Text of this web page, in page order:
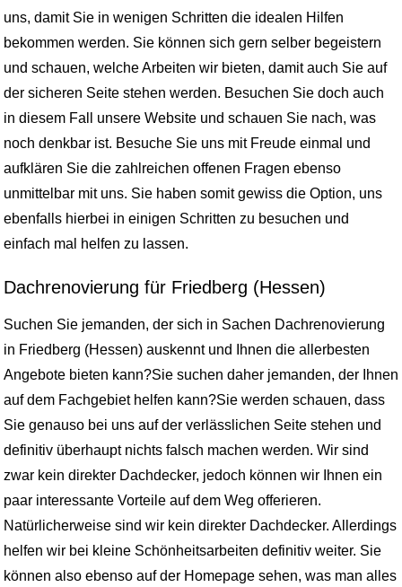
uns, damit Sie in wenigen Schritten die idealen Hilfen
bekommen werden. Sie können sich gern selber begeistern
und schauen, welche Arbeiten wir bieten, damit auch Sie auf
der sicheren Seite stehen werden. Besuchen Sie doch auch
in diesem Fall unsere Website und schauen Sie nach, was
noch denkbar ist. Besuche Sie uns mit Freude einmal und
aufklären Sie die zahlreichen offenen Fragen ebenso
unmittelbar mit uns. Sie haben somit gewiss die Option, uns
ebenfalls hierbei in einigen Schritten zu besuchen und
einfach mal helfen zu lassen.
Dachrenovierung für Friedberg (Hessen)
Suchen Sie jemanden, der sich in Sachen Dachrenovierung
in Friedberg (Hessen) auskennt und Ihnen die allerbesten
Angebote bieten kann?Sie suchen daher jemanden, der Ihnen
auf dem Fachgebiet helfen kann?Sie werden schauen, dass
Sie genauso bei uns auf der verlässlichen Seite stehen und
definitiv überhaupt nichts falsch machen werden. Wir sind
zwar kein direkter Dachdecker, jedoch können wir Ihnen ein
paar interessante Vorteile auf dem Weg offerieren.
Natürlicherweise sind wir kein direkter Dachdecker. Allerdings
helfen wir bei kleine Schönheitsarbeiten definitiv weiter. Sie
können also ebenso auf der Homepage sehen, was man alles